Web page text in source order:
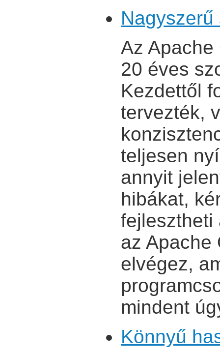
Nagyszerű
Az
20 éves
Kezdettől
tervezték,
teljesen
annyit
hibákat,
fejlesztheti
az Apache
elvégez,
mindent
Könnyű